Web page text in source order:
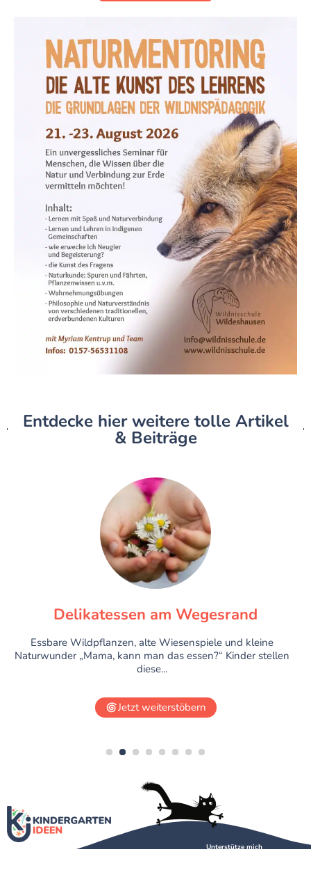
Entdecke hier weitere tolle Artikel
& Beiträge
Delikatessen am Wegesrand
Essbare Wildpflanzen, alte Wiesenspiele und kleine
Naturwunder „Mama, kann man das essen?“ Kinder stellen
diese...
Jetzt weiterstöbern
4 5 6 7 8
Unterstütze mich